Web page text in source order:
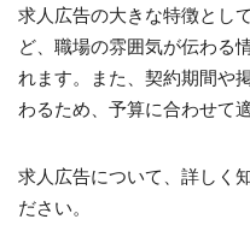
求人広告の大きな特徴とし
ど、職場の雰囲気が伝わる
れます。また、契約期間や
わるため、予算に合わせて
求人広告について、詳しく
ださい。